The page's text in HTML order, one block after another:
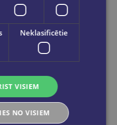
Neklasificētie
VISIEM
NO VISIEM